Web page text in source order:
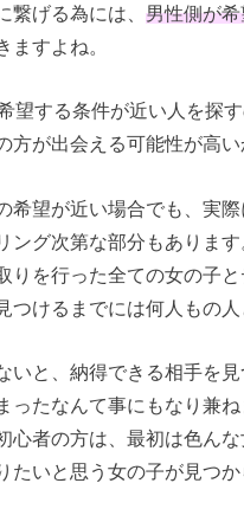
繋げる為には、 男性側が
ますよね。
望する条件が近い人を探
方が出会える可能性が高い
希望が近い場合でも、実
ング次第な部分もあります
りを行った全ての女の子
つけるまでには何人もの
いと、納得できる相手を
ったなんて事にもなり兼ね
心者の方は、最初は色ん
たいと思う女の子が見つ